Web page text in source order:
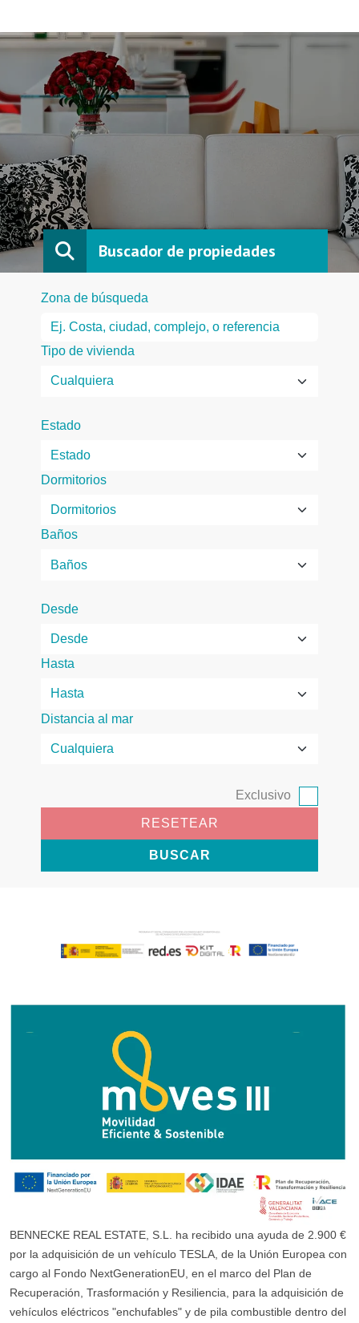
Buscador de propiedades
Zona de búsqueda
Tipo de vivienda
Estado
Dormitorios
Baños
Desde
Hasta
Distancia al mar
Exclusivo
RESETEAR
BUSCAR
BENNECKE REAL ESTATE, S.L. ha recibido una ayuda de 2.900 €
por la adquisición de un vehículo TESLA, de la Unión Europea con
cargo al Fondo NextGenerationEU, en el marco del Plan de
Recuperación, Trasformación y Resiliencia, para la adquisición de
vehículos eléctricos "enchufables" y de pila combustible dentro del